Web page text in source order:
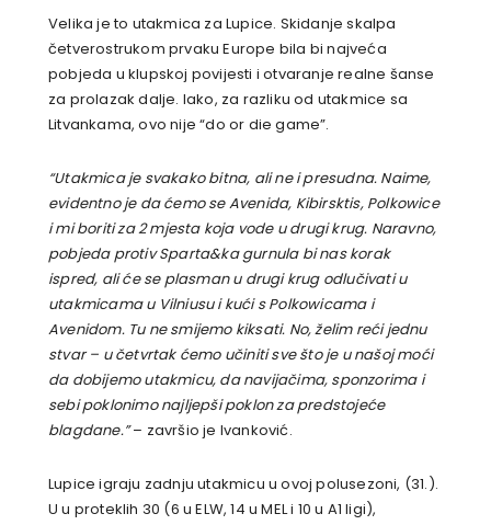
Velika je to utakmica za Lupice. Skidanje skalpa
četverostrukom prvaku Europe bila bi najveća
pobjeda u klupskoj povijesti i otvaranje realne šanse
za prolazak dalje. Iako, za razliku od utakmice sa
Litvankama, ovo nije “do or die game”.
“Utakmica je svakako bitna, ali ne i presudna. Naime,
evidentno je da ćemo se Avenida, Kibirsktis, Polkowice
i mi boriti za 2 mjesta koja vode u drugi krug. Naravno,
pobjeda protiv Sparta&ka gurnula bi nas korak
ispred, ali će se plasman u drugi krug odlučivati u
utakmicama u Vilniusu i kući s Polkowicama i
Avenidom. Tu ne smijemo kiksati. No, želim reći jednu
stvar – u četvrtak ćemo učiniti sve što je u našoj moći
da dobijemo utakmicu, da navijačima, sponzorima i
sebi poklonimo najljepši poklon za predstojeće
blagdane.”– završio je Ivanković.
Lupice igraju zadnju utakmicu u ovoj polusezoni, (31.).
U u proteklih 30 (6 u ELW, 14 u MEL i 10 u A1 ligi),